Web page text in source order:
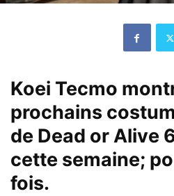
Koei Tecmo
prochains
de Dead or Alive
cette semaine;
fois.